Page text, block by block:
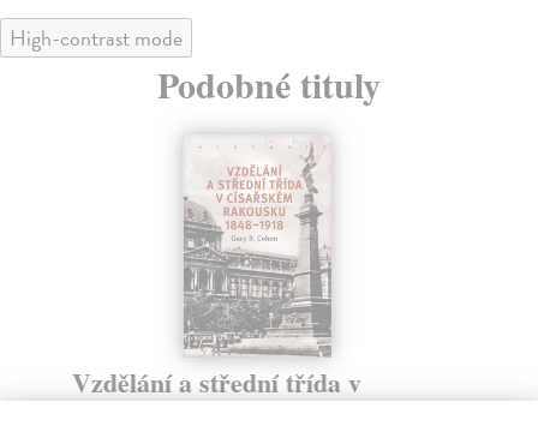
High-contrast mode
Podobné tituly
Mezi Terstem a Istanbulem
Rychlík Jan| Kniha